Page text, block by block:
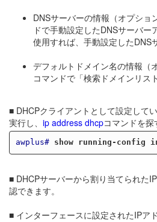
DNSサーバーの情報（オプショ
ドで手動設定したDNSサーバ
使用すれば、手動設定したDNS
デフォルトドメイン名の情報（
コマンドで「検索ドメインリス
■ DHCPクライアントとして設定して
実行し、 ip address dhcpコマンドを探
awplus# show running-config
■ DHCPサーバーから割り当てられた
認できます。
■ インターフェースに設定されたIPアド